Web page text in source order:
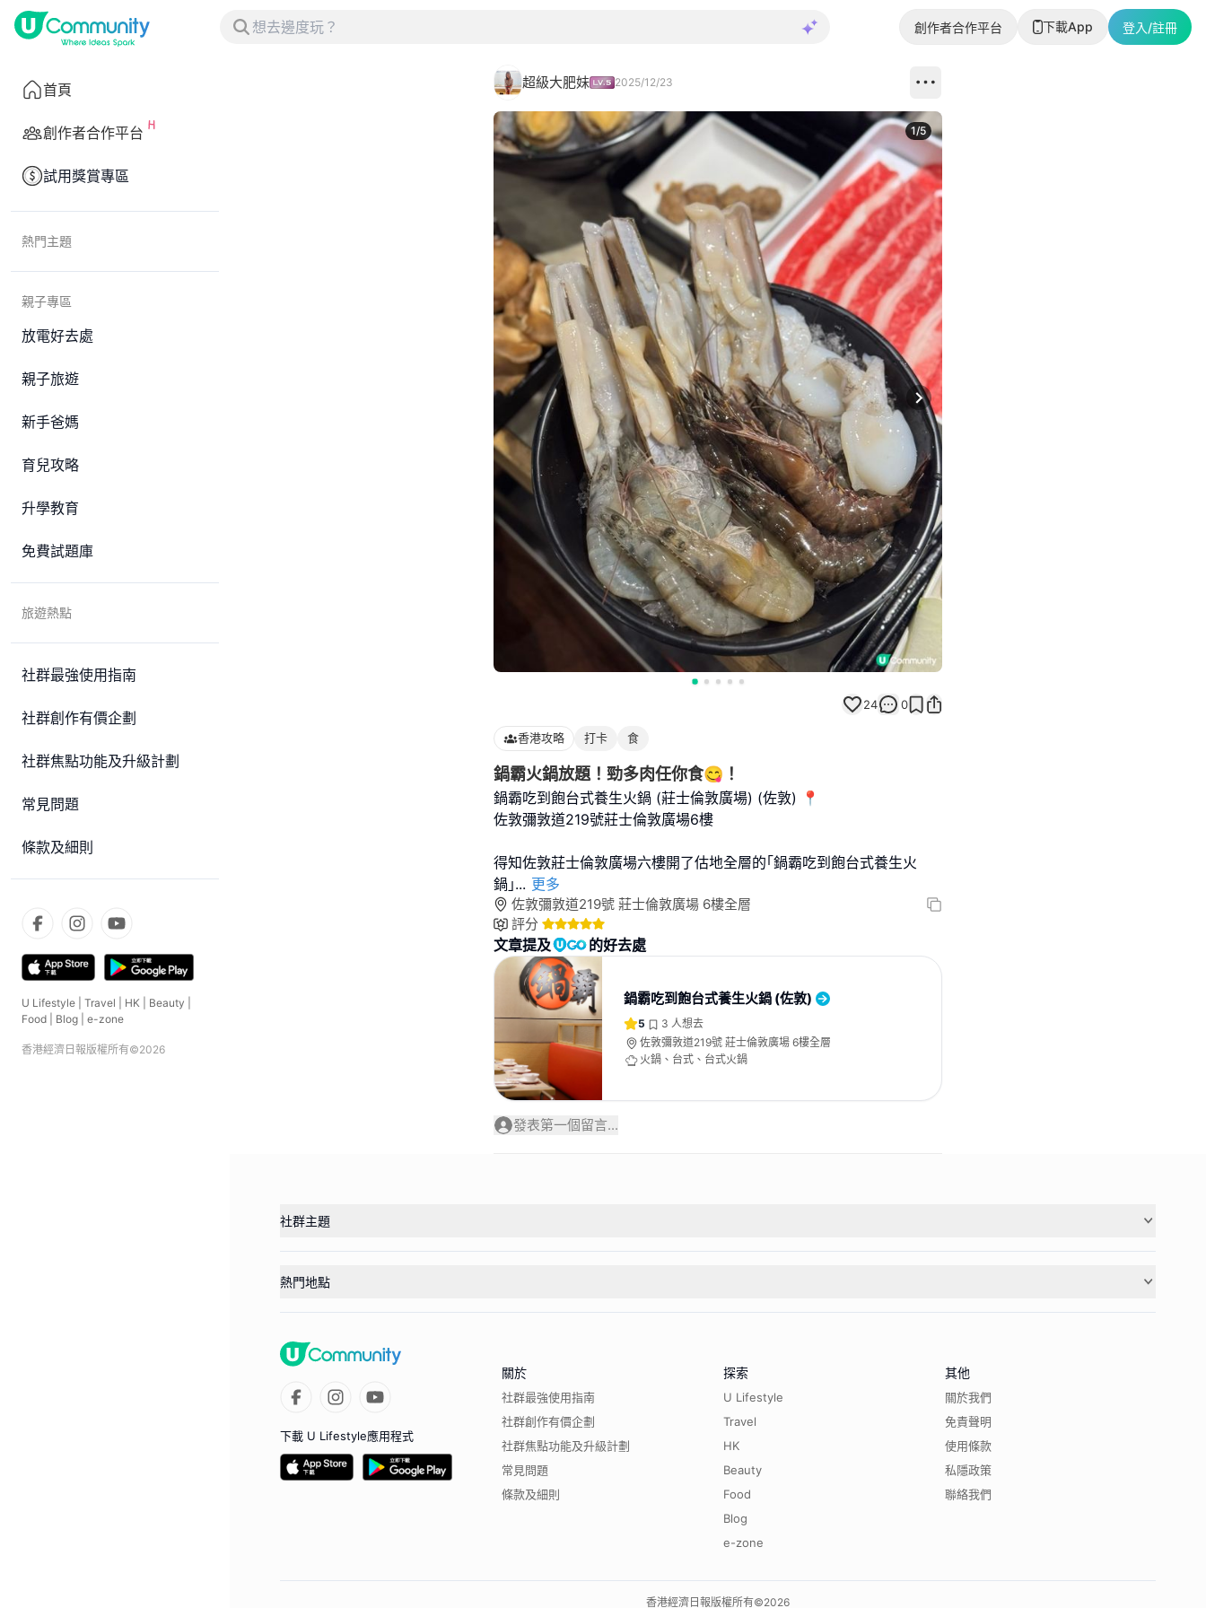
創作者合作平台 下載App 登入/註冊
首頁
創作者合作平台
試用獎賞專區
熱門主題
親子專區
放電好去處
親子旅遊
新手爸媽
育兒攻略
升學教育
免費試題庫
旅遊熱點
社群最強使用指南
社群創作有價企劃
社群焦點功能及升級計劃
常見問題
條款及細則
U Lifestyle Travel HK Beauty
Food
Blog e-zone
香港經濟日報版權所有©2026
超級大肥妹 2025/12/23
Next slide
1/5
24 0
香港攻略 打卡 食
鍋霸火鍋放題！勁多肉任你食😋！
鍋霸吃到飽台式養生火鍋 (莊士倫敦廣場) (佐敦) 📍
佐敦彌敦道219號莊士倫敦廣場6樓
得知佐敦莊士倫敦廣場六樓開了估地全層的｢鍋霸吃到飽台式養生火
鍋｣... 更多
佐敦彌敦道219號 莊士倫敦廣場 6樓全層
評分
文章提及 的好去處
鍋霸吃到飽台式養生火鍋 (佐敦)
5 3 人想去
佐敦彌敦道219號 莊士倫敦廣場 6樓全層
火鍋、台式、台式火鍋
發表第一個留言...
社群主題
熱門地點
下載 U Lifestyle應用程式
關於
社群最強使用指南
社群創作有價企劃
社群焦點功能及升級計劃
常見問題
條款及細則
探索
U Lifestyle
Travel
HK
Beauty
Food
Blog
e-zone
其他
關於我們
免責聲明
使用條款
私隱政策
聯絡我們
香港經濟日報版權所有©2026